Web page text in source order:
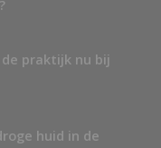
praktijk nu bij
huid in de